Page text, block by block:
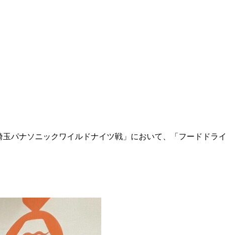
パナソニックワイルドナイツ戦」において、「フードドライ